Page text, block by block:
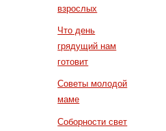
взрослых
Что день
грядущий нам
готовит
Советы молодой
маме
Соборности свет